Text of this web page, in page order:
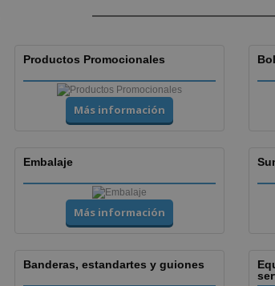
Productos Promocionales
Más información
Embalaje
Más información
Banderas, estandartes y guiones